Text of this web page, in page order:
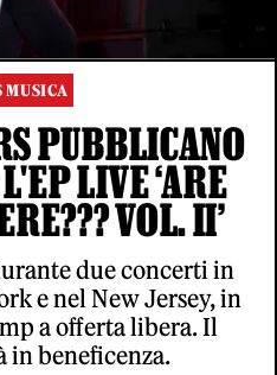
MUSICA
PUBBLICANO
LIVE ‘ARE
VOL. II’
due concerti in
e nel New Jersey, in
a offerta libera. Il
in beneficenza.